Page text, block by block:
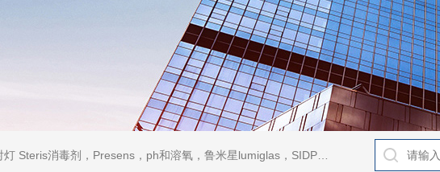
剂，Presens，ph和溶氧，鲁米星lumiglas，SIDPH露点仪，进口气体分析仪